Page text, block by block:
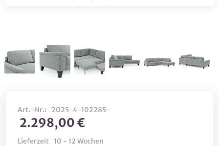
Art.-Nr.: 2025-4-102285-
2.298,00 €
Lieferzeit 10 - 12 Wochen